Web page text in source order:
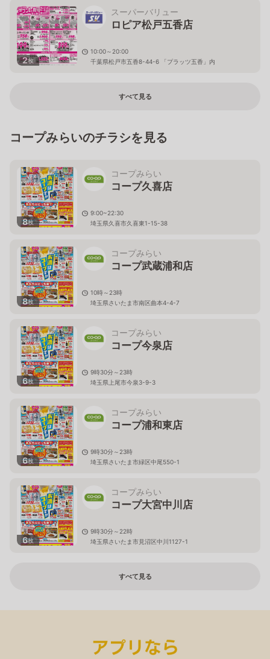
2枚
スーパーバリュー
ロピア松戸五香店
10:00～20:00
千葉県松戸市五香8-44-6 「プラッツ五香」内
すべて見る
コープみらいのチラシを見る
8枚
コープみらい
コープ久喜店
9:00~22:30
埼玉県久喜市久喜東1-15-38
8枚
コープみらい
コープ武蔵浦和店
10時～23時
埼玉県さいたま市南区曲本4-4-7
6枚
コープみらい
コープ今泉店
9時30分～23時
埼玉県上尾市今泉3-9-3
6枚
コープみらい
コープ浦和東店
9時30分～23時
埼玉県さいたま市緑区中尾550-1
6枚
コープみらい
コープ大宮中川店
9時30分～22時
埼玉県さいたま市見沼区中川1127-1
すべて見る